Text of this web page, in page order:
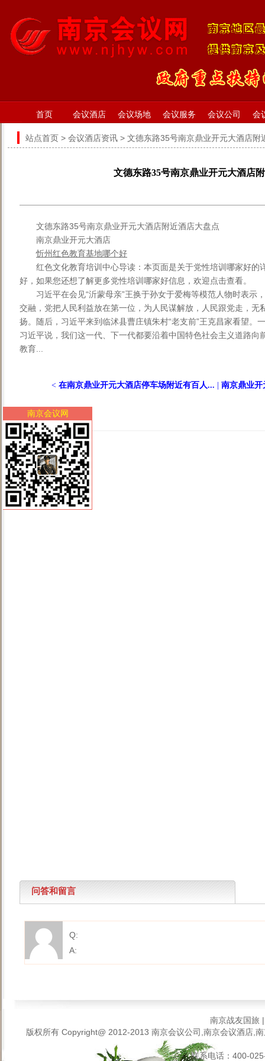
首页 会议酒店 会议场地 会议服务 会议公司 会
站点首页 > 会议酒店资讯 > 文德东路35号南京鼎业开元大酒店附
文德东路35号南京鼎业开元大酒店
文德东路35号南京鼎业开元大酒店附近酒店大盘点
南京鼎业开元大酒店
忻州红色教育基地哪个好
红色文化教育培训中心导读：本页面是关于党性培训哪家好的
好，如果您还想了解更多党性培训哪家好信息，欢迎点击查看。
习近平在会见“沂蒙母亲”王换于孙女于爱梅等模范人物时表示
交融，党把人民利益放在第一位，为人民谋解放，人民跟党走，无
扬。随后，习近平来到临沭县曹庄镇朱村“老支前”王克昌家看望。
习近平说，我们这一代、下一代都要沿着中国特色社会主义道路向
教育...
< 在南京鼎业开元大酒店停车场附近有百人... 南京鼎业开
问答和留言
Q:
A:
南京战友国旅
版权所有 Copyright@ 2012-2013 南京会议公司,南京会议酒店,
联系电话：400-
南京会议网